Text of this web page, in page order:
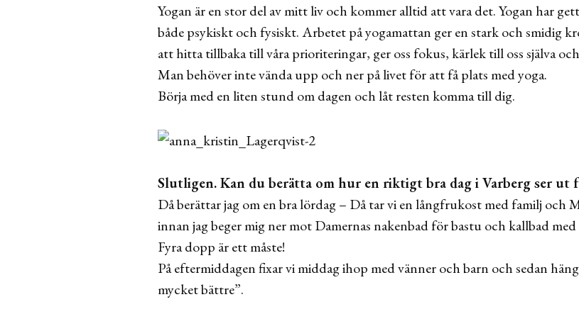
Yogan är en stor del av mitt liv och kommer alltid att vara det. Yogan har
både psykiskt och fysiskt. Arbetet på yogamattan ger en stark och smidig
att hitta tillbaka till våra prioriteringar, ger oss fokus, kärlek till oss själva
Man behöver inte vända upp och ner på livet för att få plats med yoga.
Börja med en liten stund om dagen och låt resten komma till dig.
Slutligen. Kan du berätta om hur en riktigt bra dag i Varberg ser ut
Då berättar jag om en bra lördag – Då tar vi en långfrukost med familj och
innan jag beger mig ner mot Damernas nakenbad för bastu och kallbad
Fyra dopp är ett måste!
På eftermiddagen fixar vi middag ihop med vänner och barn och sedan
mycket bättre”.